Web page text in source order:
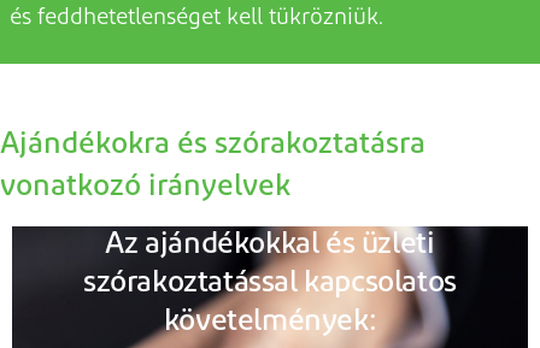
és feddhetetlenséget kell tükrözniük.
Ajándékokra és szórakoztatásra
vonatkozó irányelvek
Az ajándékokkal és üzleti
szórakoztatással kapcsolatos
követelmények: